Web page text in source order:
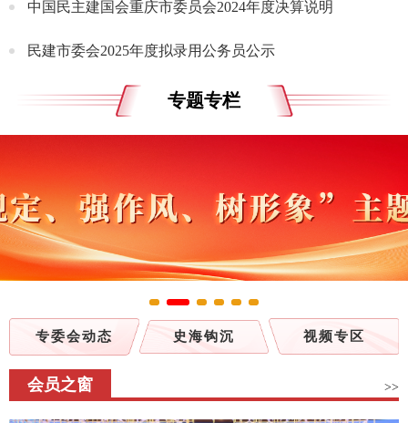
中国民主建国会重庆市委员会2024年度决算说明
民建市委会2025年度拟录用公务员公示
专题专栏
专委会动态 史海钩沉 视频专区
会员之窗 >>